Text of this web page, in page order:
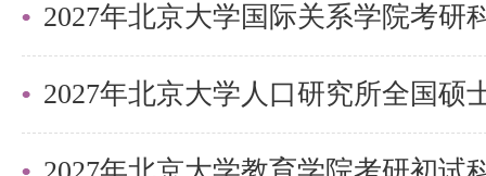
2027年北京大学国际关系学院考研